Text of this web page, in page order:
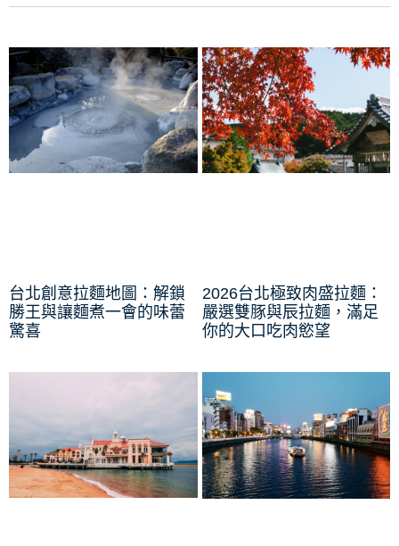
台北創意拉麵地圖：解鎖
勝王與讓麵煮一會的味蕾
驚喜
2026台北極致肉盛拉麵：
嚴選雙豚與辰拉麵，滿足
你的大口吃肉慾望